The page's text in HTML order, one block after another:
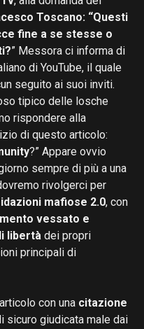
Toscano: “Questi
fine a se stesse o
” Messora ci informa di
di YouTube, il quale
seguito ai suoi inviti.
tipico delle losche
rispondere alla
di questo articolo:
?” Appare ovvio
sempre di più a una
rivolgerci per
mafiose 2.0, con
vessato e
libertà dei propri
principali di
con una citazione
sicuro giudicata male dai